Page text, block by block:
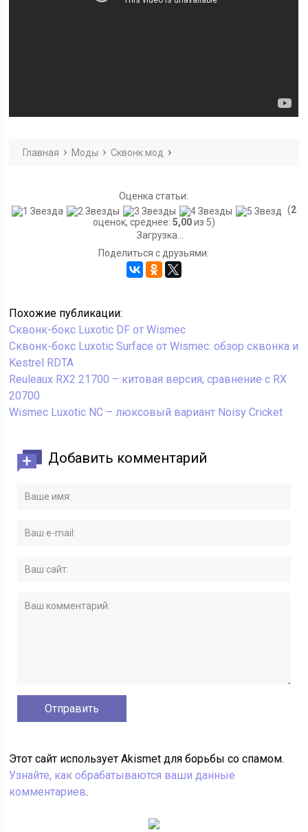
Главная Моды Сквонк мод
Оценка статьи:
(2
оценок, среднее: 5,00из 5)
Загрузка...
Поделиться с друзьями:
Похожие публикации:
Сквонк-бокс Luxotic DF от Wismec
Сквонк-бокс Luxotic Surface от Wismec: обзор сквонка и
Kestrel RDTA
Reuleaux RX2 21700 – китовая версия, сравнение с RX
20700
Wismec Luxotic NC – люксовый вариант Noisy Cricket
Добавить комментарий
Этот сайт использует Akismet для борьбы со спамом.
Узнайте, как обрабатываются ваши данные
комментариев.